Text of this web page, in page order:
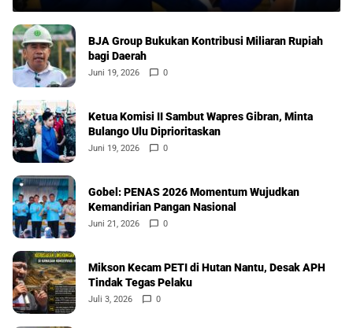
BJA Group Bukukan Kontribusi Miliaran Rupiah
bagi Daerah
Juni 19, 2026 0
Ketua Komisi II Sambut Wapres Gibran, Minta
Bulango Ulu Diprioritaskan
Juni 19, 2026 0
Gobel: PENAS 2026 Momentum Wujudkan
Kemandirian Pangan Nasional
Juni 21, 2026 0
Mikson Kecam PETI di Hutan Nantu, Desak APH
Tindak Tegas Pelaku
Juli 3, 2026 0